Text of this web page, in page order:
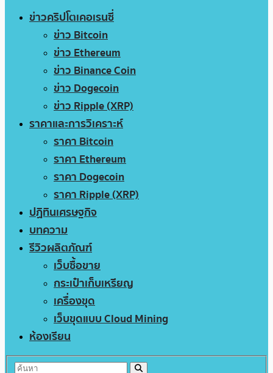
ข่าวคริปโตเคอเรนซี่
ข่าว Bitcoin
ข่าว Ethereum
ข่าว Binance Coin
ข่าว Dogecoin
ข่าว Ripple (XRP)
ราคาและการวิเคราะห์
ราคา Bitcoin
ราคา Ethereum
ราคา Dogecoin
ราคา Ripple (XRP)
ปฏิทินเศรษฐกิจ
บทความ
รีวิวผลิตภัณฑ์
เว็บซื้อขาย
กระเป๋าเก็บเหรียญ
เครื่องขุด
เว็บขุดแบบ Cloud Mining
ห้องเรียน